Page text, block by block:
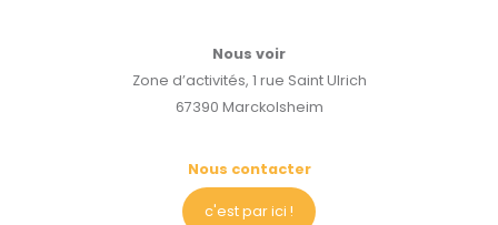
Nous voir
Zone d’activités, 1 rue Saint Ulrich
67390 Marckolsheim
Nous contacter
c'est par ici !